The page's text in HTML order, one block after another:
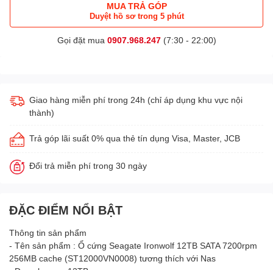
MUA TRẢ GÓP
Duyệt hồ sơ trong 5 phút
Gọi đặt mua 0907.968.247(7:30 - 22:00)
Giao hàng miễn phí trong 24h (chỉ áp dụng khu vực nội
thành)
Trả góp lãi suất 0% qua thẻ tín dụng Visa, Master, JCB
Đổi trả miễn phí trong 30 ngày
ĐẶC ĐIỂM NỔI BẬT
Thông tin sản phẩm
- Tên sản phẩm : Ổ cứng Seagate Ironwolf 12TB SATA 7200rpm
256MB cache (ST12000VN0008) tương thích với Nas